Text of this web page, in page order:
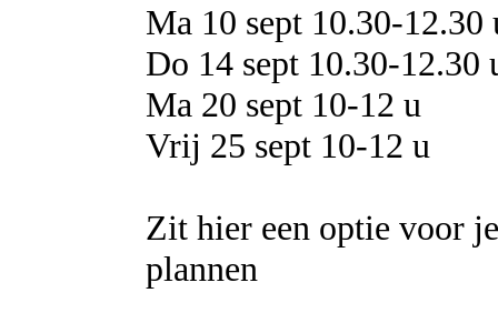
Ma 10 sept 10.30-12.30
Do 14 sept 10.30-12.30
Ma 20 sept 10-12 u
Vrij 25 sept 10-12 u
Zit hier een optie voor
plannen